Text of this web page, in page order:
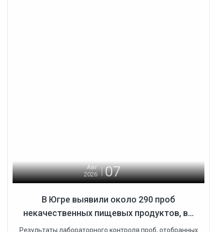
Авг
2026
07
В Югре выявили около 290 проб
некачественных пищевых продуктов, в...
Результаты лабораторного контроля проб, отобранных